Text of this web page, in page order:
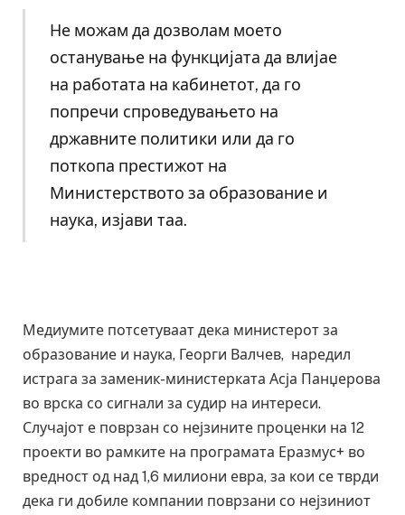
Не можам да дозволам моето
останување на функцијата да влијае
на работата на кабинетот, да го
попречи спроведувањето на
државните политики или да го
поткопа престижот на
Министерството за образование и
наука, изјави таа.
Медиумите потсетуваат дека министерот за
образование и наука, Георги Валчев, наредил
истрага за заменик-министерката Асја Панџерова
во врска со сигнали за судир на интереси.
Случајот е поврзан со нејзините проценки на 12
проекти во рамките на програмата Еразмус+ во
вредност од над 1,6 милиони евра, за кои се тврди
дека ги добиле компании поврзани со нејзиниот